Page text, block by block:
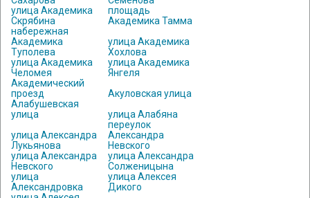
улица Академика
Скрябина
площадь
Академика Тамма
набережная
Академика
Туполева
улица Академика
Хохлова
улица Академика
Челомея
улица Академика
Янгеля
Академический
проезд
Акуловская улица
Алабушевская
улица
улица Алабяна
улица Александра
Лукьянова
переулок
Александра
Невского
улица Александра
Невского
улица Александра
Солженицына
улица
Александровка
улица Алексея
Дикого